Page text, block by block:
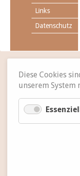
Links
Datenschutz
Diese Cookies
unserem System